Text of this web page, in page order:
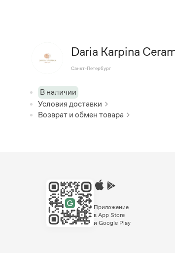
Daria Karpina
Санкт-Петербург
В наличии
Условия доставки
Возврат и обмен товара
Приложение
в App Store
и Google Play